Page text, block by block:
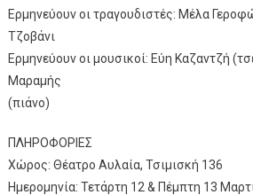
Ερμηνεύουν οι τραγουδιστές: Μέλα
Τζοβάνι
Ερμηνεύουν οι μουσικοί: Εύη Καζαντζή
Μαραμής
(πιάνο)
ΠΛΗΡΟΦΟΡΙΕΣ
Χώρος: Θέατρο Αυλαία, Τσιμισκή 136
Ημερομηνία: Τετάρτη 12 & Πέμπτη 13